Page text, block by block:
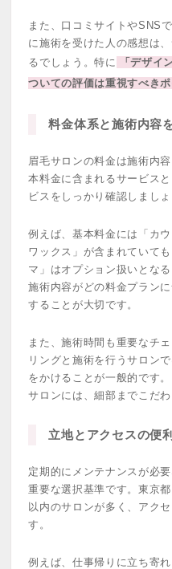
また、口コミサイトやSNS
に施術を受けた人の感想は
るでしょう。特に
「デザイ
ついての評価は重視すべきポ
料金体系と施術内容
眉毛サロンの料金は施術内
本料金に含まれるサービス
ビスをしっかり確認しましょ
例えば、基本料金には「カ
ワックス」が含まれていて
マ」はオプション扱いとな
施術内容がどの料金プラン
することが大切です。
また、施術時間も重要なチ
リングと施術を行うサロン
をかけることが一般的です
サロンには、細部までこだ
立地とアクセスの便
定期的にメンテナンスが必
重要な選択基準です。東京
以内のサロンが多く、アク
す。
例えば、仕事帰りに立ち寄